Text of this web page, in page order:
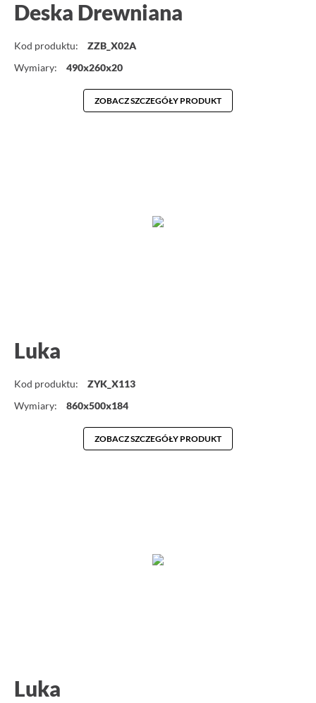
Deska Drewniana
Kod produktu:
ZZB_X02A
Wymiary:
490x260x20
ZOBACZ SZCZEGÓŁY PRODUKT
Luka
Kod produktu:
ZYK_X113
Wymiary:
860x500x184
ZOBACZ SZCZEGÓŁY PRODUKT
Luka